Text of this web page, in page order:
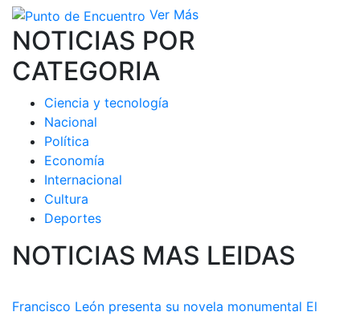
Ver Más
NOTICIAS POR
CATEGORIA
Ciencia y tecnología
Nacional
Política
Economía
Internacional
Cultura
Deportes
NOTICIAS MAS LEIDAS
Francisco León presenta su novela monumental El